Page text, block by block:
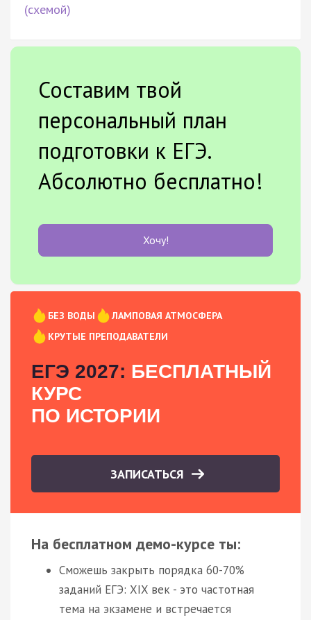
(схемой)
Составим твой
персональный план
подготовки к ЕГЭ.
Абсолютно бесплатно!
Хочу!
БЕЗ ВОДЫ
ЛАМПОВАЯ АТМОСФЕРА
КРУТЫЕ ПРЕПОДАВАТЕЛИ
ЕГЭ 2027: БЕСПЛАТНЫЙ
КУРС
ПО ИСТОРИИ
ЗАПИСАТЬСЯ
На бесплатном демо-курсе ты:
Сможешь закрыть порядка 60-70%
заданий ЕГЭ: XIX век - это частотная
тема на экзамене и встречается